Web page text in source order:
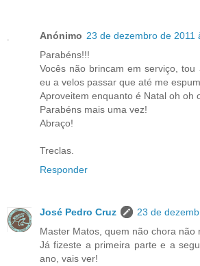
Anónimo 23 de dezembro de 2011
Parabéns!!!
Vocês não brincam em serviço,
eu a velos passar que até me
Aproveitem enquanto é Natal oh oh
Parabéns mais uma vez!
Abraço!
Treclas.
Responder
José Pedro Cruz
23 de
Master Matos, quem não chora não
Já fizeste a primeira parte e a
ano, vais ver!